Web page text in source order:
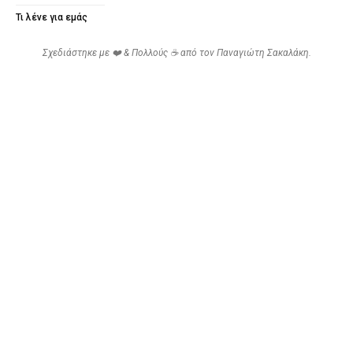
Τι λένε για εμάς
Σχεδιάστηκε με ❤️ & Πολλούς ☕ από τον Παναγιώτη Σακαλάκη.